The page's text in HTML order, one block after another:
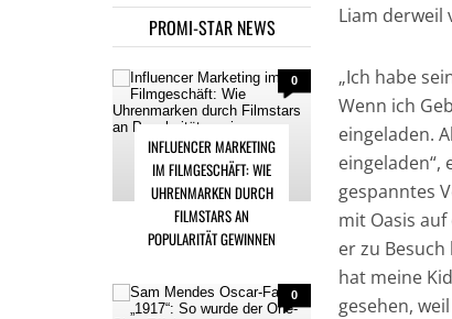
PROMI-STAR NEWS
0
INFLUENCER MARKETING
IM FILMGESCHÄFT: WIE
UHRENMARKEN DURCH
FILMSTARS AN
POPULARITÄT GEWINNEN
0
Liam derweil
„Ich habe
Wenn ich
eingeladen.
gespanntes
mit Oasis
er zu
hat meine
gesehen,